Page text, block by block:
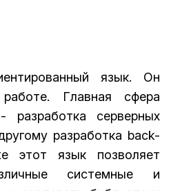
язык. Он
Главная сфера
разработка серверных
разработка back-
этот язык позволяет
системные и